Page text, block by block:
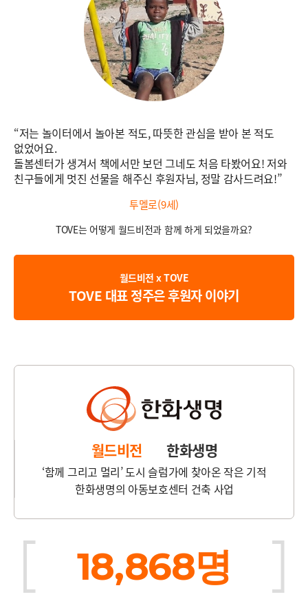
“저는 놀이터에서 놀아본 적도, 따뜻한 관심을 받아 본 적도
없었어요.
돌봄센터가 생겨서 책에서만 보던 그네도 처음 타봤어요! 저와
친구들에게 멋진 선물을 해주신 후원자님, 정말 감사드려요!”
투멜로(9세)
TOVE는 어떻게 월드비전과 함께 하게 되었을까요?
월드비전 x TOVE
TOVE 대표 정주은 후원자 이야기
월드비전 한화생명
‘함께 그리고 멀리’ 도시 슬럼가에 찾아온 작은 기적
한화생명의 아동보호센터 건축 사업
18,868명